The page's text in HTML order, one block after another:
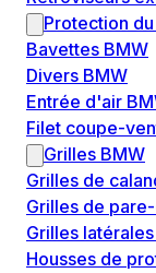
Protection
Bavettes BMW
Divers BMW
Entrée d'air
Filet coupe-
Grilles BMW
Grilles de
Grilles de
Grilles
Housses de